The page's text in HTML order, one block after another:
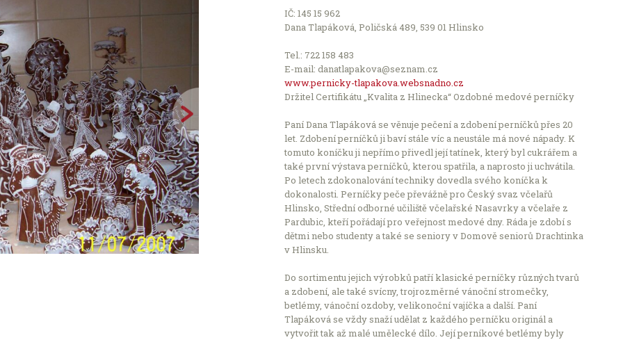
IČ: 145 15 962
Dana Tlapáková, Poličská 489, 539 01 Hlinsko
Tel.: 722 158 483
E-mail: danatlapakova@seznam.cz
www.pernicky-tlapakova.websnadno.cz
Držitel Certifikátu „Kvalita z Hlinecka“ Ozdobné medové perníčky
Paní Dana Tlapáková se věnuje pečení a zdobení perníčků přes 20
let. Zdobení perníčků ji baví stále víc a neustále má nové nápady. K
tomuto koníčku ji nepřímo přivedl její tatínek, který byl cukrářem a
také první výstava perníčků, kterou spatřila, a naprosto ji uchvátila.
Po letech zdokonalování techniky dovedla svého koníčka k
dokonalosti. Perníčky peče převážně pro Český svaz včelařů
Hlinsko, Střední odborné učiliště včelařské Nasavrky a včelaře z
Pardubic, kteří pořádají pro veřejnost medové dny. Ráda je zdobí s
dětmi nebo studenty a také se seniory v Domově seniorů Drachtinka
v Hlinsku.
Do sortimentu jejich výrobků patří klasické perníčky různých tvarů
a zdobení, ale také svícny, trojrozměrné vánoční stromečky,
betlémy, vánoční ozdoby, velikonoční vajíčka a další. Paní
Tlapáková se vždy snaží udělat z každého perníčku originál a
vytvořit tak až malé umělecké dílo. Její perníkové betlémy byly